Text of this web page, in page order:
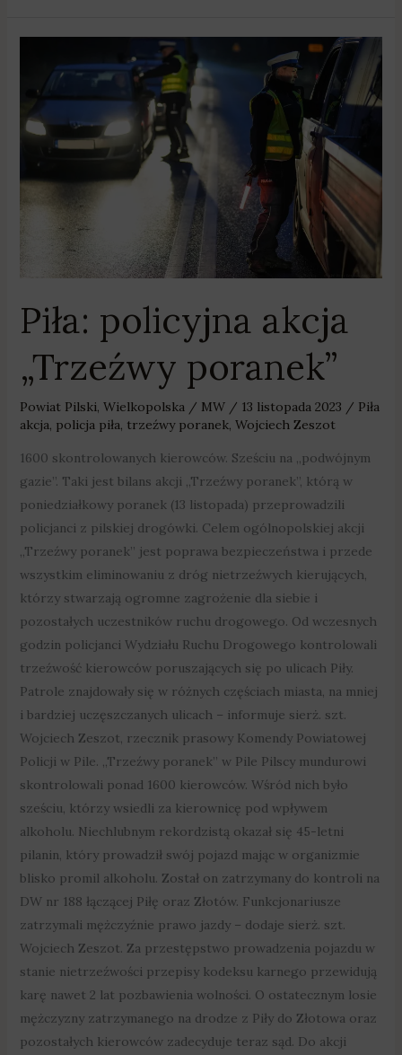
Piła: policyjna akcja
„Trzeźwy poranek”
Powiat Pilski, Wielkopolska/ MW / 13 listopada 2023 / Piła
akcja, policja piła, trzeźwy poranek, Wojciech Zeszot
1600 skontrolowanych kierowców. Sześciu na „podwójnym
gazie”. Taki jest bilans akcji „Trzeźwy poranek”, którą w
poniedziałkowy poranek (13 listopada) przeprowadzili
policjanci z pilskiej drogówki. Celem ogólnopolskiej akcji
„Trzeźwy poranek” jest poprawa bezpieczeństwa i przede
wszystkim eliminowaniu z dróg nietrzeźwych kierujących,
którzy stwarzają ogromne zagrożenie dla siebie i
pozostałych uczestników ruchu drogowego. Od wczesnych
godzin policjanci Wydziału Ruchu Drogowego kontrolowali
trzeźwość kierowców poruszających się po ulicach Piły.
Patrole znajdowały się w różnych częściach miasta, na mniej
i bardziej uczęszczanych ulicach – informuje sierż. szt.
Wojciech Zeszot, rzecznik prasowy Komendy Powiatowej
Policji w Pile. „Trzeźwy poranek” w Pile Pilscy mundurowi
skontrolowali ponad 1600 kierowców. Wśród nich było
sześciu, którzy wsiedli za kierownicę pod wpływem
alkoholu. Niechlubnym rekordzistą okazał się 45-letni
pilanin, który prowadził swój pojazd mając w organizmie
blisko promil alkoholu. Został on zatrzymany do kontroli na
DW nr 188 łączącej Piłę oraz Złotów. Funkcjonariusze
zatrzymali mężczyźnie prawo jazdy – dodaje sierż. szt.
Wojciech Zeszot. Za przestępstwo prowadzenia pojazdu w
stanie nietrzeźwości przepisy kodeksu karnego przewidują
karę nawet 2 lat pozbawienia wolności. O ostatecznym losie
mężczyzny zatrzymanego na drodze z Piły do Złotowa oraz
pozostałych kierowców zadecyduje teraz sąd. Do akcji
policyjna
akcja
„Trzeźwy
poranek”